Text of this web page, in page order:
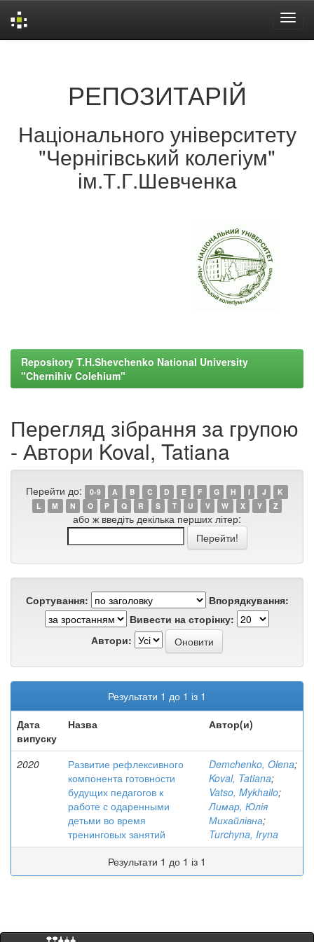
РЕПОЗИТАРІЙ
Національного університету
"Чернігівський колегіум"
ім.Т.Г.Шевченка
Repository T.H.Shevchenko National University
"Chernihiv Colehium"
Перегляд зібрання за групою
- Автори Koval, Tatiana
Перейти до: 0-9 A B C D E F G H I J
K
L
M N O P Q R S T U V W X Y Z
або ж введіть декілька перших літер:
Сортування:
Впорядкування:
Вивести на сторінку:
Автори:
Результати 1 до 1 із 1
Дата
випуску
Назва Автор(и)
2020
Развитие рефлексивного
компонента готовности
будущих педагогов к
работе с одаренными
детьми во время
тренинговых занятий
Demchenko, Olena;
Koval, Tatiana;
Vatso, Mykhailo;
Лимар, Юлія
Михайлівна;
Turchyna, Iryna
Результати 1 до 1 із 1